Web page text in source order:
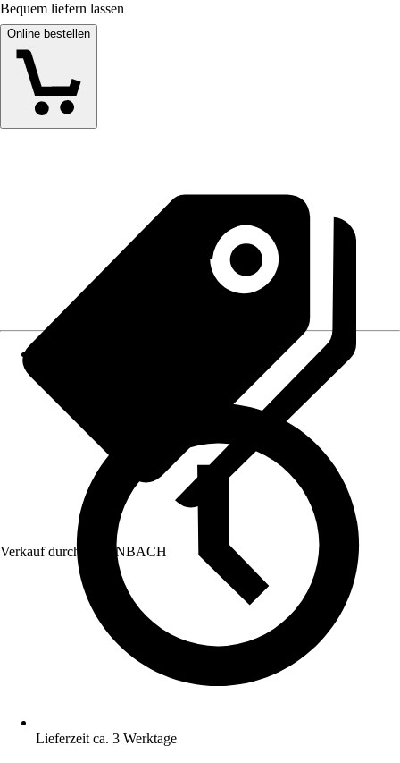
Bequem liefern lassen
Online bestellen
Verkauf durch: HORNBACH
Lieferzeit ca. 3 Werktage